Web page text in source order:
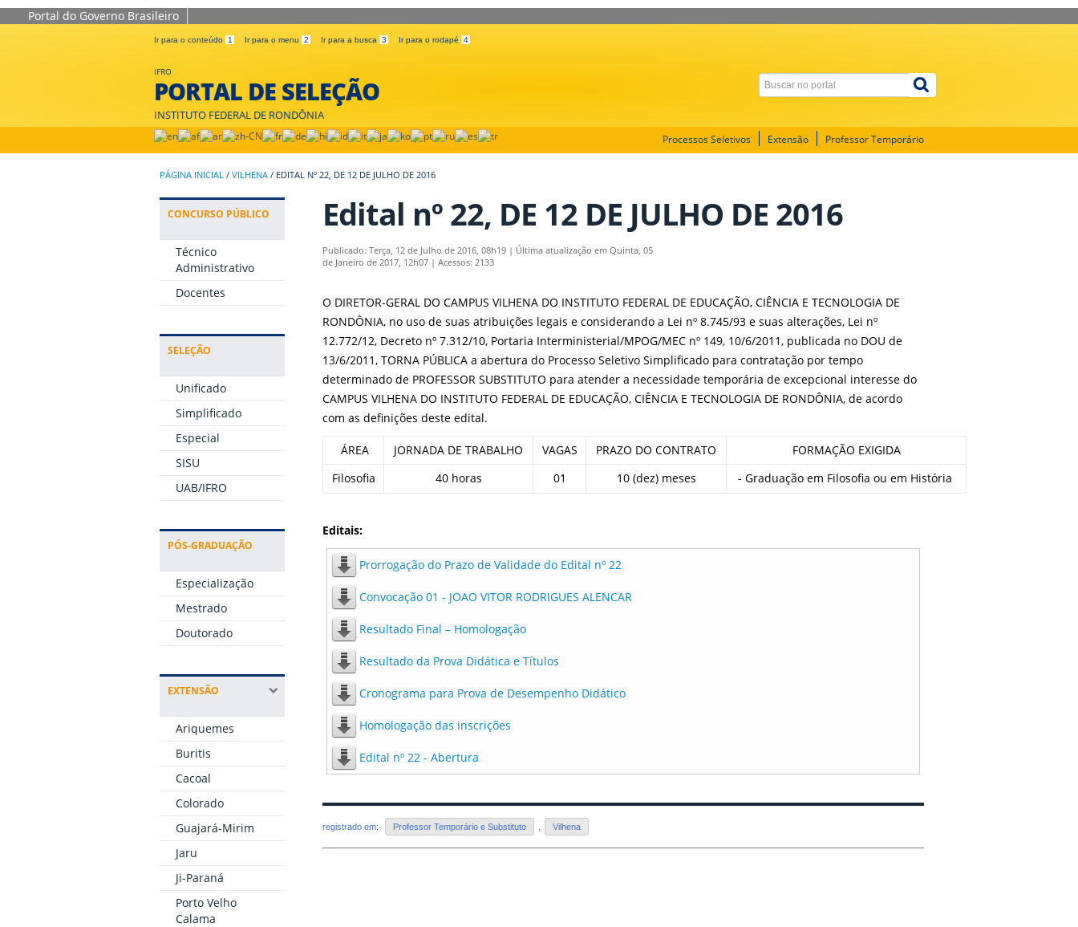
Portal do Governo Brasileiro
Ir para o conteúdo 1 Ir para o menu 2 Ir para a busca 3 Ir para o rodapé 4
IFRO
PORTAL DE SELEÇÃO
INSTITUTO FEDERAL DE RONDÔNIA
Processos Seletivos Extensão Professor Temporário
PÁGINA INICIAL / VILHENA / EDITAL Nº 22, DE 12 DE JULHO DE 2016
CONCURSO PÚBLICO
Técnico
Administrativo
Docentes
SELEÇÃO
Unificado
Simplificado
Especial
SISU
UAB/IFRO
PÓS-GRADUAÇÃO
Especialização
Mestrado
Doutorado
EXTENSÃO
Ariquemes
Buritis
Cacoal
Colorado
Guajará-Mirim
Jaru
Ji-Paraná
Porto Velho
Calama
Edital nº 22, DE 12 DE JULHO DE 2016
Publicado: Terça, 12 de Julho de 2016, 08h19 | Última atualização em Quinta, 05
de Janeiro de 2017, 12h07 | Acessos: 2133
O DIRETOR-GERAL DO CAMPUS VILHENA DO INSTITUTO FEDERAL DE EDUCAÇÃO, CIÊNCIA E TECNOLOGIA DE
RONDÔNIA, no uso de suas atribuições legais e considerando a Lei nº 8.745/93 e suas alterações, Lei nº
12.772/12, Decreto nº 7.312/10, Portaria Interministerial/MPOG/MEC nº 149, 10/6/2011, publicada no DOU de
13/6/2011, TORNA PÚBLICA a abertura do Processo Seletivo Simplificado para contratação por tempo
determinado de PROFESSOR SUBSTITUTO para atender a necessidade temporária de excepcional interesse do
CAMPUS VILHENA DO INSTITUTO FEDERAL DE EDUCAÇÃO, CIÊNCIA E TECNOLOGIA DE RONDÔNIA, de acordo
com as definições deste edital.
ÁREA JORNADA DE TRABALHO VAGAS PRAZO DO CONTRATO
FORMAÇÃO EXIGIDA
Filosofia
40 horas 01 10 (dez) meses - Graduação em Filosofia ou em História
Editais:
Prorrogação do Prazo de Validade do Edital nº 22
Convocação 01 - JOAO VITOR RODRIGUES ALENCAR
Resultado Final – Homologação
Resultado da Prova Didática e Títulos
Cronograma para Prova de Desempenho Didático
Homologação das inscrições
Edital nº 22 - Abertura
registrado em: Professor Temporário e Substituto Vilhena